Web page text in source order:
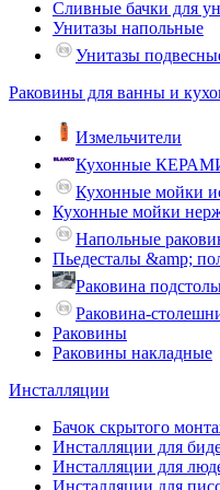
Сливные бачки для
Унитазы напольные
Унитазы
Раковины для ванны и
Измельчители
Кухонные
Кухонные мойки
Кухонные мойки
Напольные
Пьедесталы &amp;
Раковина
Раковина-
Раковины
Раковины накладные
Инсталляции
Бачок скрытого
Инсталляции для
Инсталляции для